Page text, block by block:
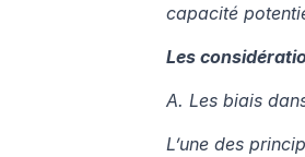
capacité
Les
A. Les biais
L’une des